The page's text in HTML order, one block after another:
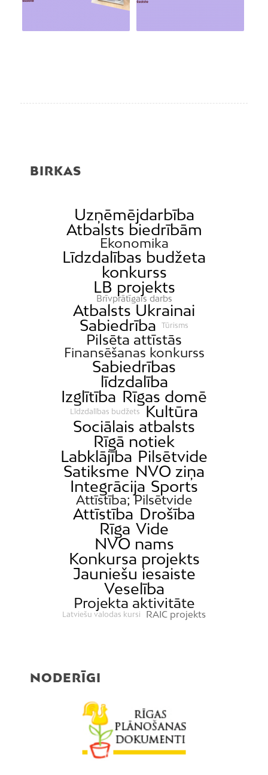
BIRKAS
Uzņēmējdarbība
Atbalsts biedrībām
Ekonomika
Līdzdalības budžeta
konkurss
LB projekts
Brīvprātīgais darbs
Atbalsts Ukrainai
Sabiedrība
Tūrisms
Pilsēta attīstās
Finansēšanas konkurss
Sabiedrības
līdzdalība
Izglītība Rīgas domē
Līdzdalības budžets
Kultūra
Sociālais atbalsts
Rīgā notiek
Labklājība Pilsētvide
Satiksme NVO ziņa
Integrācija Sports
Attīstība; Pilsētvide
Attīstība Drošība
Rīga Vide
NVO nams
Konkursa projekts
Jauniešu iesaiste
Veselība
Projekta aktivitāte
Latviešu valodas kursi RAIC projekts
NODERĪGI